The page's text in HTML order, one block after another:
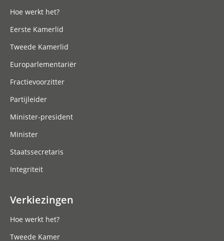
Hoe werkt het?
Eerste Kamerlid
Tweede Kamerlid
Europarlementariër
Fractievoorzitter
Partijleider
Minister-president
Minister
Staatssecretaris
Integriteit
Verkiezingen
Hoe werkt het?
Tweede Kamer